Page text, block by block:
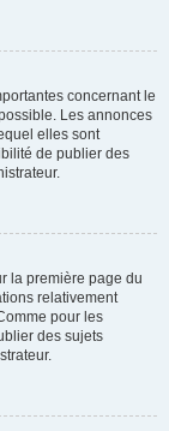
concernant le
Les annonces
elles sont
de publier des
la première page du
relativement
pour les
des sujets